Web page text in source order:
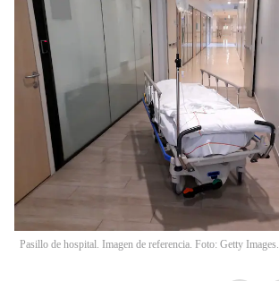
Pasillo de hospital. Imagen de referencia. Foto: Getty Images.